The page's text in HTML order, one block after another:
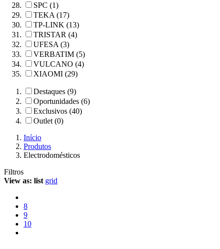
SPC (1)
TEKA (17)
TP-LINK (13)
TRISTAR (4)
UFESA (3)
VERBATIM (5)
VULCANO (4)
XIAOMI (29)
Destaques (9)
Oportunidades (6)
Exclusivos (40)
Outlet (0)
Início
Produtos
Electrodomésticos
Filtros
View as: list grid
8
9
10